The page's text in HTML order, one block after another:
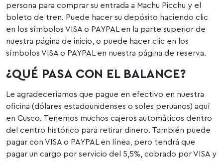
persona para comprar su entrada a Machu Picchu y el
boleto de tren. Puede hacer su depósito haciendo clic
en los símbolos VISA o PAYPAL en la parte superior de
nuestra página de inicio, o puede hacer clic en los
símbolos VISA o PAYPAL en nuestra página de reserva.
¿QUÉ PASA CON EL BALANCE?
Le agradeceríamos que pague en efectivo en nuestra
oficina (dólares estadounidenses o soles peruanos) aquí
en Cusco. Tenemos muchos cajeros automáticos dentro
del centro histórico para retirar dinero. También puede
pagar con VISA o PAYPAL en línea, pero tendrá que
pagar un cargo por servicio del 5,5%, cobrado por VISA y